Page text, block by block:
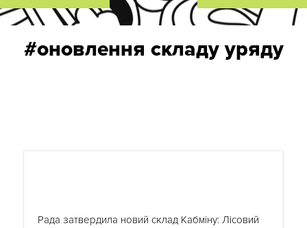
#оновлення складу уряду
Рада затвердила новий склад Кабміну: Лісовий